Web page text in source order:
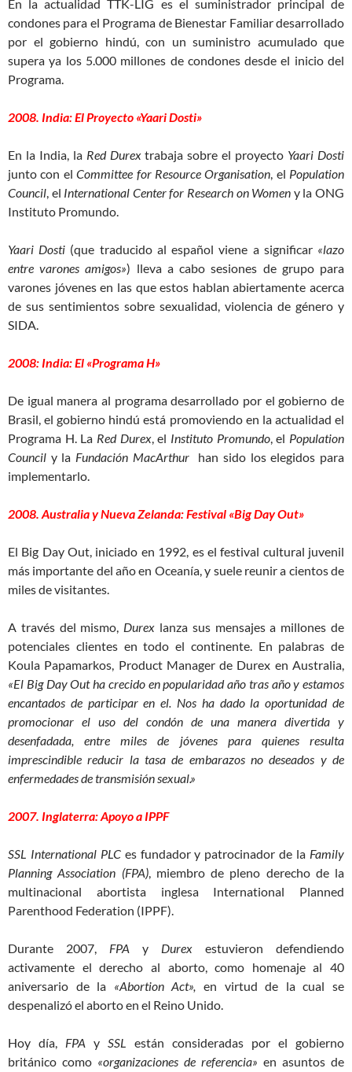
En la actualidad TTK-LIG es el suministrador principal de
condones para el Programa de Bienestar Familiar desarrollado
por el gobierno hindú, con un suministro acumulado que
supera ya los 5.000 millones de condones desde el inicio del
Programa.
2008. India: El Proyecto «Yaari Dosti»
En la India, la Red Durextrabaja sobre el proyecto Yaari Dosti
junto con elCommittee for Resource Organisation, el Population
Council, el International Center for Research on Women y la ONG
Instituto Promundo.
Yaari Dosti (que traducido al español viene a significar «lazo
entre varones amigos») lleva a cabo sesiones de grupo para
varones jóvenes en las que estos hablan abiertamente acerca
de sus sentimientos sobre sexualidad, violencia de género y
SIDA.
2008: India: El «Programa H»
De igual manera al programa desarrollado por el gobierno de
Brasil, el gobierno hindú está promoviendo en la actualidad el
Programa H. La Red Durex, el Instituto Promundo, el Population
Council y la Fundación MacArthurhan sido los elegidos para
implementarlo.
2008. Australia y Nueva Zelanda: Festival «Big Day Out»
El Big Day Out, iniciado en 1992, es el festival cultural juvenil
más importante del año en Oceanía, y suele reunir a cientos de
miles de visitantes.
A través del mismo, Durex lanza sus mensajes a millones de
potenciales clientes en todo el continente. En palabras de
Koula Papamarkos, Product Manager de Durex en Australia,
«El Big Day Out ha crecido en popularidad año tras año y estamos
encantados de participar en el. Nos ha dado la oportunidad de
promocionar el uso del condón de una manera divertida y
desenfadada, entre miles de jóvenes para quienes resulta
imprescindible reducir la tasa de embarazos no deseados y de
enfermedades de transmisión sexual.»
2007. Inglaterra: Apoyo a IPPF
SSL International PLCes fundador y patrocinador de la Family
Planning Association (FPA), miembro de pleno derecho de la
multinacional abortista inglesa International Planned
Parenthood Federation (IPPF).
Durante 2007, FPA y Durex estuvieron defendiendo
activamente el derecho al aborto, como homenaje al 40
aniversario de la «Abortion Act», en virtud de la cual se
despenalizó el aborto en el Reino Unido.
Hoy día, FPA y SSL están consideradas por el gobierno
británico como «organizaciones de referencia» en asuntos de